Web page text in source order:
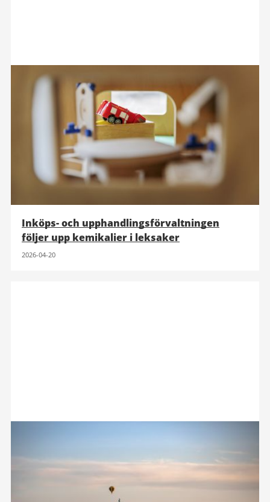
Inköps- och upphandlings­förvaltningen
följer upp kemikalier i leksaker
2026-04-20